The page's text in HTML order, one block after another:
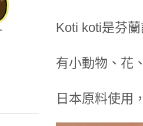
Koti koti是芬
有小動物、花
日本原料使用